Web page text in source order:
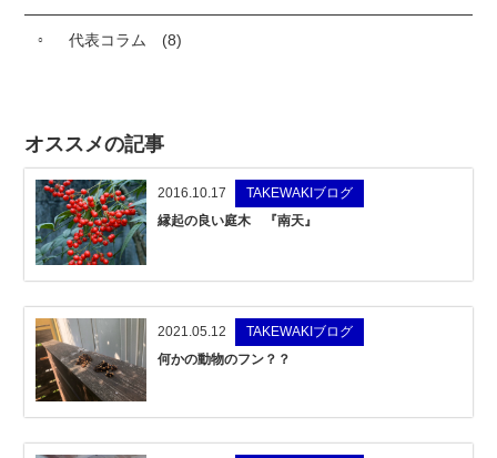
代表コラム (8)
オススメの記事
2016.10.17
TAKEWAKIブログ
縁起の良い庭木 『南天』
2021.05.12
TAKEWAKIブログ
何かの動物のフン？？